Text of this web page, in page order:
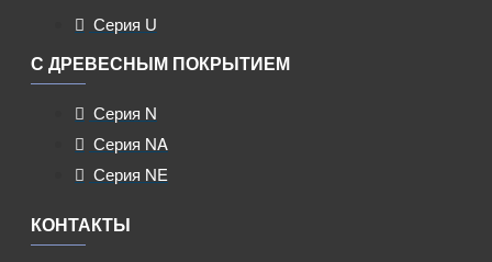
Серия U
С ДРЕВЕСНЫМ ПОКРЫТИЕМ
Серия N
Серия NA
Серия NE
КОНТАКТЫ